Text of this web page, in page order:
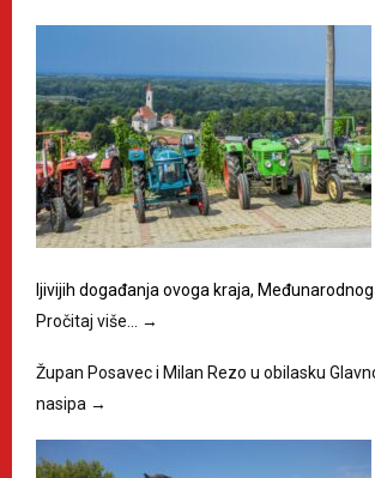
ljivijih događanja ovoga kraja, Međunarodnog
Pročitaj više…
→
Župan Posavec i Milan Rezo u obilasku
nasipa →